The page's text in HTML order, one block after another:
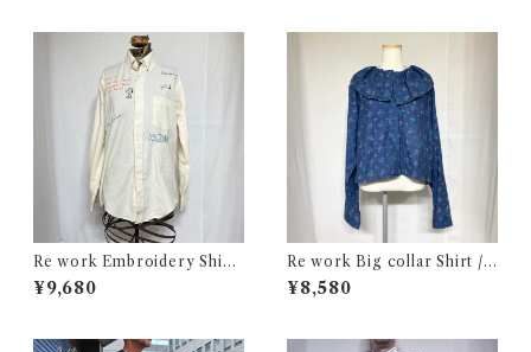
Re work Embroidery Shirt
/ リワーク ハンド刺繍入り シ
ャツ 古着
¥9,680
Re work Big collar Shirt /
リワーク ビックカラー シャツ
古着
¥8,580